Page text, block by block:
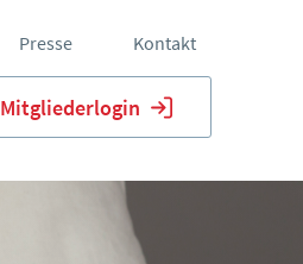
Presse Kontakt
Mitgliederlogin